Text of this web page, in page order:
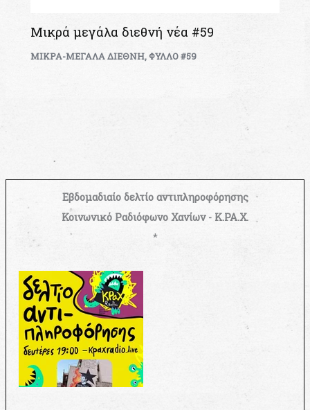
Μικρά μεγάλα διεθνή νέα #59
ΜΙΚΡΑ-ΜΕΓΑΛΑ ΔΙΕΘΝΗ,ΦΥΛΛΟ #59
Εβδομαδιαίο δελτίο αντιπληροφόρησης
Κοινωνικό Ραδιόφωνο Χανίων - Κ.ΡΑ.Χ.
*